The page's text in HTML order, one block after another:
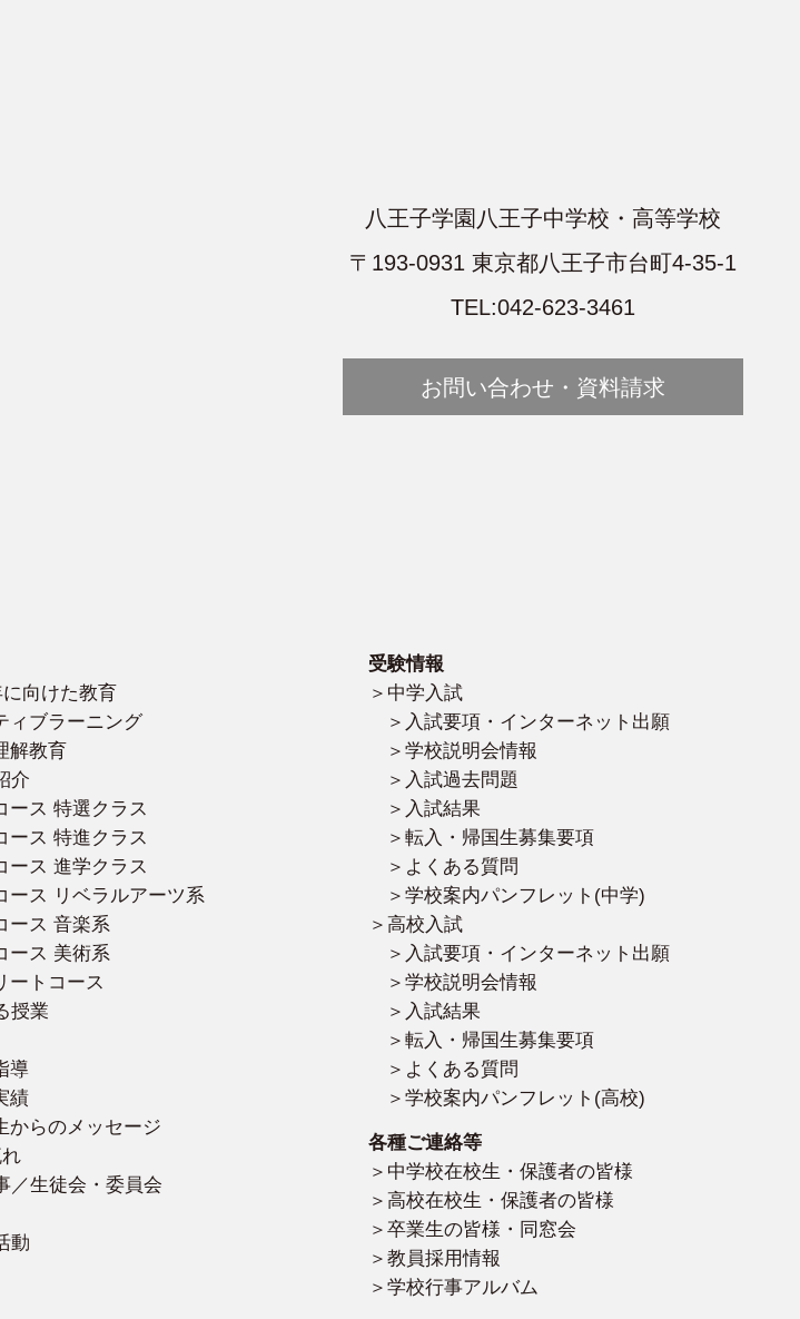
八王子学園八王子中学校・高等学校
〒193-0931 東京都八王子市台町4-35-1
TEL:042-623-3461
お問い合わせ・資料請求
向けた教育
ィブラーニング
解教育
介
ース 特選クラス
ース 特進クラス
ース 進学クラス
ース リベラルアーツ系
ース 音楽系
ース 美術系
ートコース
授業
導
績
からのメッセージ
／生徒会・委員会
動
受験情報
中学入試
入試要項・インターネット出願
学校説明会情報
入試過去問題
入試結果
転入・帰国生募集要項
よくある質問
学校案内パンフレット(中学)
高校入試
入試要項・インターネット出願
学校説明会情報
入試結果
転入・帰国生募集要項
よくある質問
学校案内パンフレット(高校)
各種ご連絡等
中学校在校生・保護者の皆様
高校在校生・保護者の皆様
卒業生の皆様・同窓会
教員採用情報
学校行事アルバム